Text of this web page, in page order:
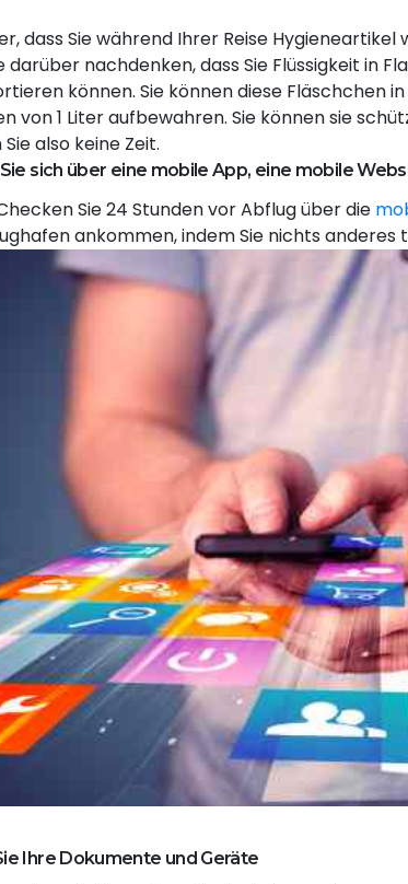
dass Sie während Ihrer Reise
darüber nachdenken, dass Sie Flüssigkeit in
können. Sie können diese Fläschchen
von 1 Liter aufbewahren. Sie können sie
also keine Zeit.
sich über eine mobile App, eine mobile
Sie 24 Stunden vor Abflug über die
ankommen, indem Sie nichts
Ihre Dokumente und Geräte